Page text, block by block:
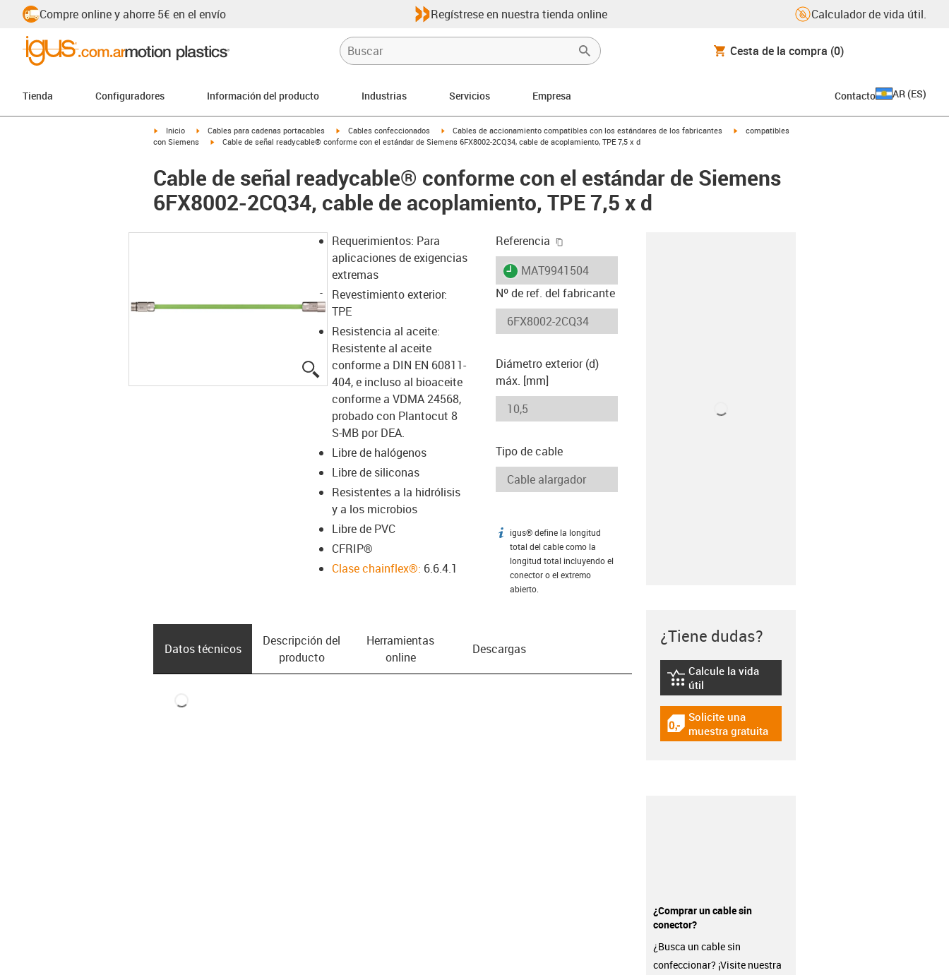
Compre online y ahorre 5€ en el envío Regístrese en nuestra tienda online Calculador de vida útil.
Cesta de la compra (0)
Tienda Configuradores Información del producto Industrias Servicios Empresa Contacto AR (ES)
igus-icon-arrow-right
Inicio igus-icon-arrow-right
Cables para cadenas portacables igus-icon-arrow-right
Cables confeccionados igus-icon-arrow-right
Cables de accionamiento compatibles con los estándares de los fabricantes igus-icon-arrow-right
compatibles
con Siemens
igus-icon-arrow-right
Cable de señal readycable® conforme con el estándar de Siemens 6FX8002-2CQ34, cable de acoplamiento, TPE 7,5 x d
Cable de señal readycable® conforme con el estándar de Siemens
6FX8002-2CQ34, cable de acoplamiento, TPE 7,5 x d
igus-icon-lupe
Requerimientos: Para
aplicaciones de exigencias
extremas
Revestimiento exterior:
TPE
Resistencia al aceite:
Resistente al aceite
conforme a DIN EN 60811-
404, e incluso al bioaceite
conforme a VDMA 24568,
probado con Plantocut 8
S-MB por DEA.
Libre de halógenos
Libre de siliconas
Resistentes a la hidrólisis
y a los microbios
Libre de PVC
CFRIP®
Clase chainflex®: 6.6.4.1
Referencia
igus-icon-lieferzeit
MAT9941504
Nº de ref. del fabricante
Diámetro exterior (d)
máx. [mm]
Tipo de cable
igus-icon-info
igus® define la longitud
total del cable como la
longitud total incluyendo el
conector o el extremo
abierto.
Datos técnicos
Descripción del
producto
Herramientas
online
Descargas
¿Tiene dudas?
igus-icon-lebensdauerrechner
Calcule la vida
útil
igus-icon-gratismuster
Solicite una
muestra gratuita
¿Comprar un cable sin
conector?
¿Busca un cable sin
confeccionar? ¡Visite nuestra